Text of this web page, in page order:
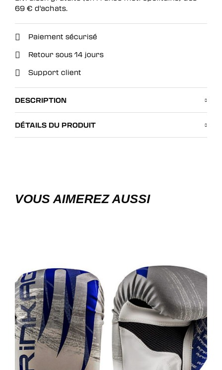
69 € d'achats.
Paiement sécurisé
Retour sous 14 jours
Support client
DESCRIPTION
DÉTAILS DU PRODUIT
VOUS AIMEREZ AUSSI